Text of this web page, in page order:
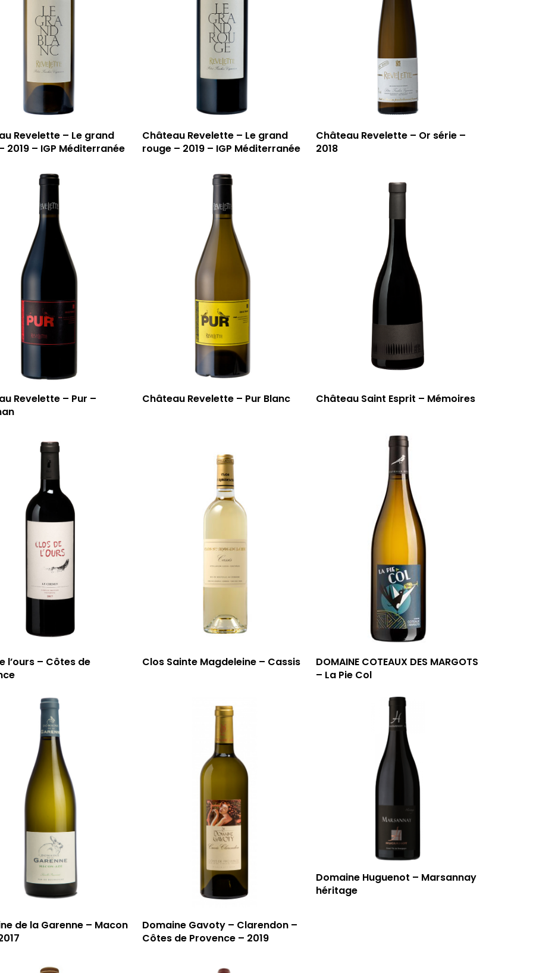
Revelette – Le grand
2019 – IGP Méditerranée
Château Revelette – Le grand
rouge – 2019 – IGP Méditerranée
Château Revelette – Or série –
2018
Revelette – Pur –
Château Revelette – Pur Blanc Château Saint Esprit – Mémoires
l’ours – Côtes de
Clos Sainte Magdeleine – Cassis
DOMAINE COTEAUX DES MARGOTS
– La Pie Col
de la Garenne – Macon
Domaine Gavoty – Clarendon –
Côtes de Provence – 2019
Domaine Huguenot – Marsannay
héritage